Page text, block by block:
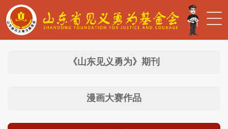
《山东见义勇为》期刊
漫画大赛作品